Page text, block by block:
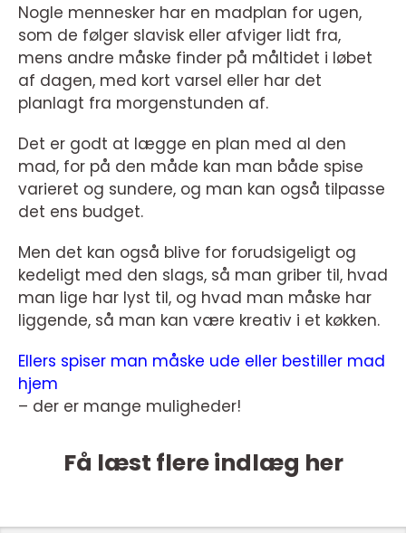
Nogle mennesker har en madplan for ugen,
som de følger slavisk eller afviger lidt fra,
mens andre måske finder på måltidet i løbet
af dagen, med kort varsel eller har det
planlagt fra morgenstunden af.
Det er godt at lægge en plan med al den
mad, for på den måde kan man både spise
varieret og sundere, og man kan også tilpasse
det ens budget.
Men det kan også blive for forudsigeligt og
kedeligt med den slags, så man griber til, hvad
man lige har lyst til, og hvad man måske har
liggende, så man kan være kreativ i et køkken.
Ellers spiser man måske ude eller bestiller mad
hjem
– der er mange muligheder!
Få læst flere indlæg her